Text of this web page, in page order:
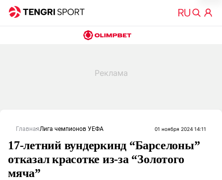
ГлавнаяЛига чемпионов УЕФА 01 ноября 2024 14:11
17-летний вундеркинд “Барселоны”
отказал красотке из-за “Золотого
мяча”